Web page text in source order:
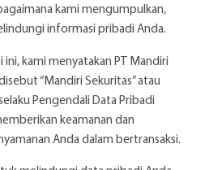
kami mengumpulkan,
informasi pribadi Anda.
ini, kami menyatakan PT Mandiri
“Mandiri Sekuritas” atau
Pengendali Data Pribadi
keamanan dan
Anda dalam bertransaksi.